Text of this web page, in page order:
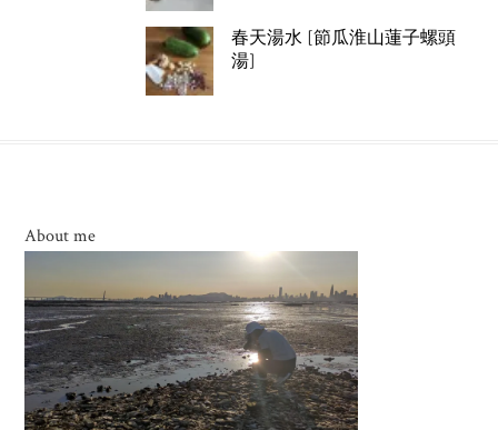
春天湯水 [節瓜淮山蓮子螺頭
湯]
About me